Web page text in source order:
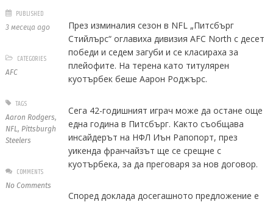
През изминалия сезон в NFL „Питсбърг
Стийлърс“ оглавиха дивизия AFC North с десет
победи и седем загуби и се класираха за
плейофите. На терена като титулярен
куотърбек беше Аарон Роджърс.
Сега 42-годишният играч може да остане още
една година в Питсбърг. Както съобщава
инсайдерът на НФЛ Иън Рапопорт, през
уикенда франчайзът ще се срещне с
куотърбека, за да преговаря за нов договор.
Според доклада досегашното предложение е
PUBLISHED
3 месеца ago
CATEGORIES
AFC
TAGS
Aaron Rodgers,
NFL, Pittsburgh
Steelers
COMMENTS
No Comments